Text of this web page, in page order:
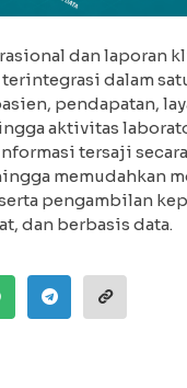
dan laporan
dalam
pendapatan,
aktivitas
tersaji
memudahkan
pengambilan
dan berbasis data.